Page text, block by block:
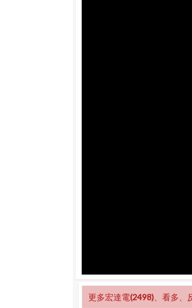
更多宏達電(2498)、看多、